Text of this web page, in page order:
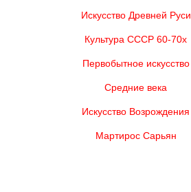
Искусство Древней Руси
Культура СССР 60-70х
Первобытное искусство
Средние века
Искусство Возрождения
Мартирос Сарьян